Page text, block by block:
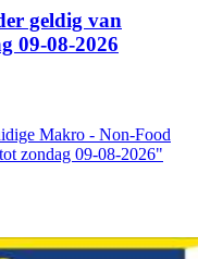
geldig van
09-08-2026
Makro - Non-Food
zondag 09-08-2026"